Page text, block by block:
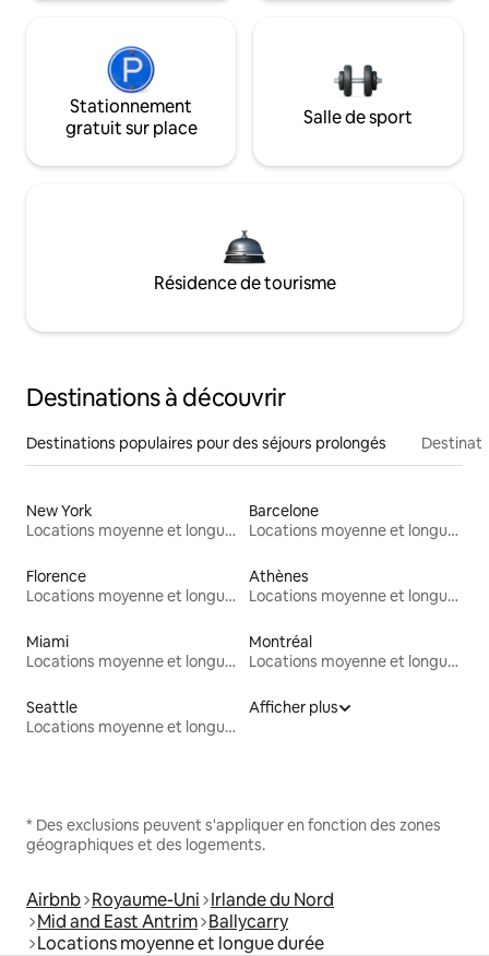
Stationnement
gratuit sur place
Salle de sport
Résidence de tourisme
Destinations à découvrir
Destinations populaires pour des séjours prolongés
New York
Locations moyenne et longue durée
Barcelone
Locations moyenne et longue durée
Florence
Locations moyenne et longue durée
Athènes
Locations moyenne et longue durée
Miami
Locations moyenne et longue durée
Montréal
Locations moyenne et longue durée
Seattle
Locations moyenne et longue durée
Afficher plus
* Des exclusions peuvent s'appliquer en fonction des zones
géographiques et des logements.
Airbnb Royaume-Uni Irlande du Nord
Mid and East Antrim Ballycarry
Locations moyenne et longue durée